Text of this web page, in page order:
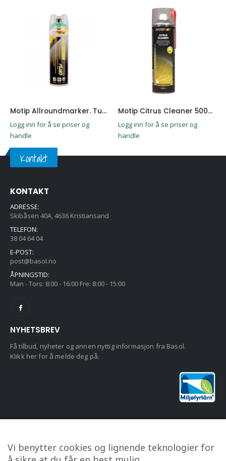
Motip Allroundmarker. Tunnel spray Grønn Fluo 500ML
Logg inn for å se priser og
handle
Motip Citrus Cleaner 500ml
Logg inn for å se priser og
handle
Kontakt
KONTAKT
ADRESSE:
Skibåsen 40A, 4636 Kristiansand
TELEFON:
38 04 64 04
E-POST:
post@basol.no
ÅPNINGSTID:
Man - Tors: 8:00 - 16:00 Fre: 8:00 - 15:00
NYHETSBREV
Få tilbud, nyheter og annen nyttig informasjon fra Basol.
Klikk her for å melde deg på.
KUNDESERVICE
Om oss
Vi benytter cookies og lignende teknologier for